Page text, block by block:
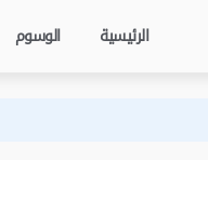
الرئيسية الوسوم